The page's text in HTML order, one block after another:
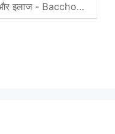
और इलाज - Baccho…